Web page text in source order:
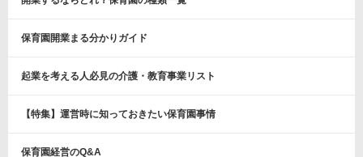
保育園開業まる分かりガイド
起業を考える人必見の介護・教育事業リスト
【特集】運営時に知っておきたい保育園事情
保育園経営のQ&A